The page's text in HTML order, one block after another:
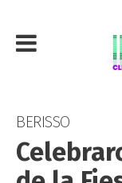
BERISSO